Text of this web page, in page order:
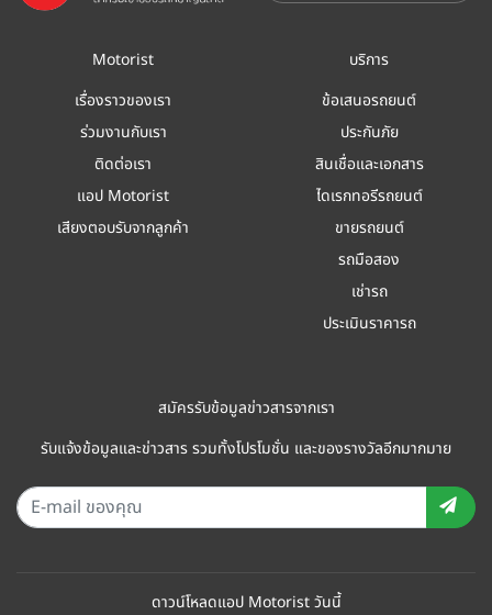
Motorist
เรื่องราวของเรา
ร่วมงานกับเรา
ติดต่อเรา
แอป Motorist
เสียงตอบรับจากลูกค้า
บริการ
ข้อเสนอรถยนต์
ประกันภัย
สินเชื่อและเอกสาร
ไดเรกทอรีรถยนต์
ขายรถยนต์
รถมือสอง
เช่ารถ
ประเมินราคารถ
สมัครรับข้อมูลข่าวสารจากเรา
รับแจ้งข้อมูลและข่าวสาร รวมทั้งโปรโมชั่น และของรางวัลอีกมากมาย
ดาวน์โหลดแอป Motorist วันนี้